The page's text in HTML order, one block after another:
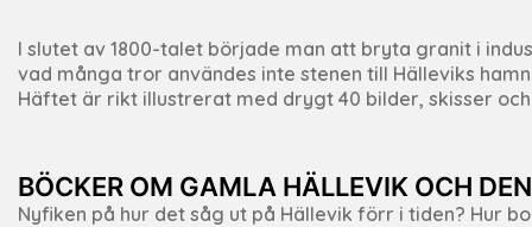
I slutet av 1800-talet började man att bryta granit i
vad många tror användes inte stenen till Hälleviks
Häftet är rikt illustrerat med drygt 40 bilder, skisser
BÖCKER OM GAMLA HÄLLEVIK OCH
Nyfiken på hur det såg ut på Hällevik förr i tiden? Hur